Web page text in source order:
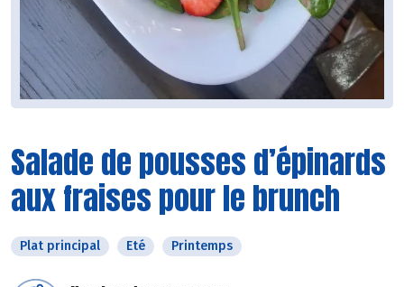
Salade de pousses d’épinards
aux fraises pour le brunch
Plat principal Eté Printemps